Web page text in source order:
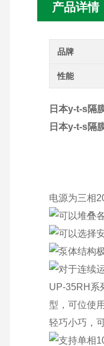
产品详情
品牌
性能
日本y-t-s隔
日本y-t-s隔
电源为三相
可以堆叠
可以选择
泵体结构
对于连续
UP-35RH系
型，可位使用
轻巧小巧，
支持单相